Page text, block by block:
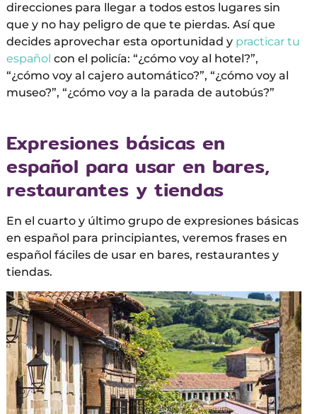
direcciones para llegar a todos estos lugares sin
que y no hay peligro de que te pierdas. Así que
decides aprovechar esta oportunidad y practicar tu
español con el policía: “¿cómo voy al hotel?”,
“¿cómo voy al cajero automático?”, “¿cómo voy al
museo?”, “¿cómo voy a la parada de autobús?”
Expresiones básicas en
español para usar en bares,
restaurantes y tiendas
En el cuarto y último grupo de expresiones básicas
en español para principiantes, veremos frases en
español fáciles de usar en bares, restaurantes y
tiendas.